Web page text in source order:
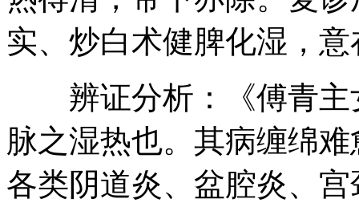
实、炒白术健脾化湿，
辨证分析：《傅青主
脉之湿热也。其病缠绵
各类阴道炎、盆腔炎、